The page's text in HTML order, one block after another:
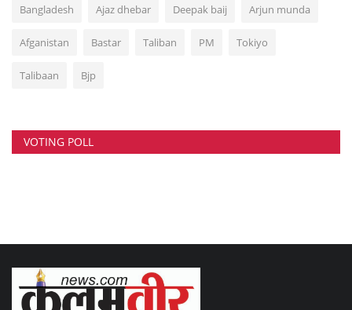
Bangladesh Ajaz dhebar Deepak baij Arjun munda
Afganistan Bastar Taliban PM Tokiyo
Talibaan Bjp
VOTING POLL